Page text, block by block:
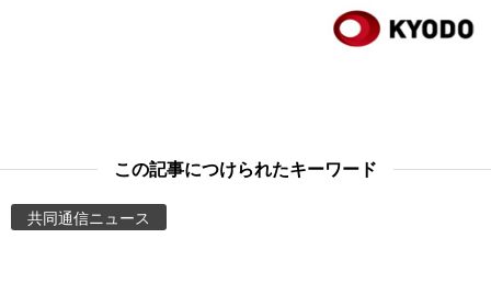
Images
People
この記事につけられたキーワード
共同通信ニュース